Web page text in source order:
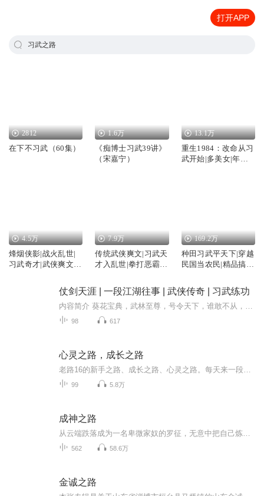
打开APP
习武之路
2812
在下不习武（60集）
1.6万
《痴博士习武39讲》
（宋嘉宁）
13.1万
重生1984：改命从习
武开始|多美女|年代
4.5万
烽烟侠影|战火乱世|
习武奇才|武侠爽文|
7.9万
传统武侠爽文|习武天
才入乱世|拳打恶霸|
169.2万
种田习武平天下|穿越
民国当农民|精品搞笑
仗剑天涯 | 一段江湖往事 | 武侠传奇 | 习武练功
98 617
心灵之路，成长之路
99 5.8万
成神之路
562 58.6万
金诚之路